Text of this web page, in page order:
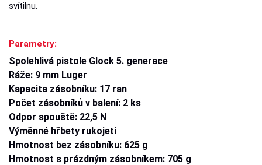
svítilnu.
Parametry:
Spolehlivá pistole Glock 5. generace
Ráže: 9 mm Luger
Kapacita zásobníku: 17 ran
Počet zásobníků v balení: 2 ks
Odpor spouště: 22,5 N
Výměnné hřbety rukojeti
Hmotnost bez zásobníku: 625 g
Hmotnost s prázdným zásobníkem: 705 g